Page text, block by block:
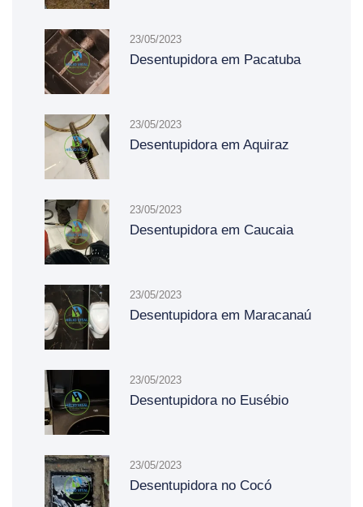
23/05/2023
Desentupidora em Pacatuba
23/05/2023
Desentupidora em Aquiraz
23/05/2023
Desentupidora em Caucaia
23/05/2023
Desentupidora em Maracanaú
23/05/2023
Desentupidora no Eusébio
23/05/2023
Desentupidora no Cocó